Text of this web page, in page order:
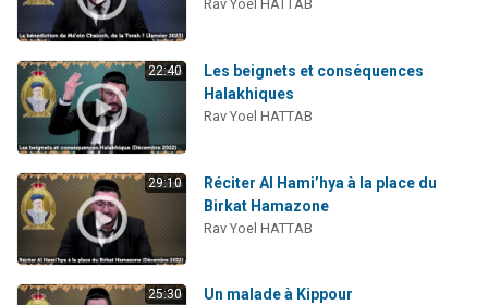
Ariel vient de donner son Maasser
Nathaniel vient de donner son Maasser
Rav Yoel HATTAB
22:40
Les beignets et conséquences
Halakhiques
Rav Yoel HATTAB
29:10
Réciter Al Hami’hya à la place du
Birkat Hamazone
Rav Yoel HATTAB
25:30 Un malade à Kippour